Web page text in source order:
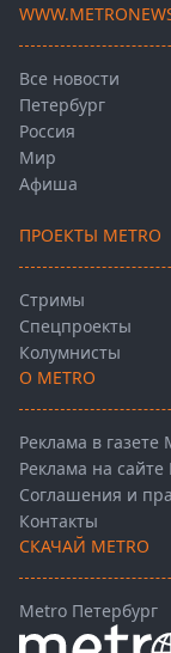
Все новости
Петербург
Россия
Мир
Афиша
ПРОЕКТЫ METRO
Стримы
Спецпроекты
Колумнисты
О METRO
Реклама в газете
Реклама на
Соглашения и
Контакты
СКАЧАЙ METRO
Metro Петербург